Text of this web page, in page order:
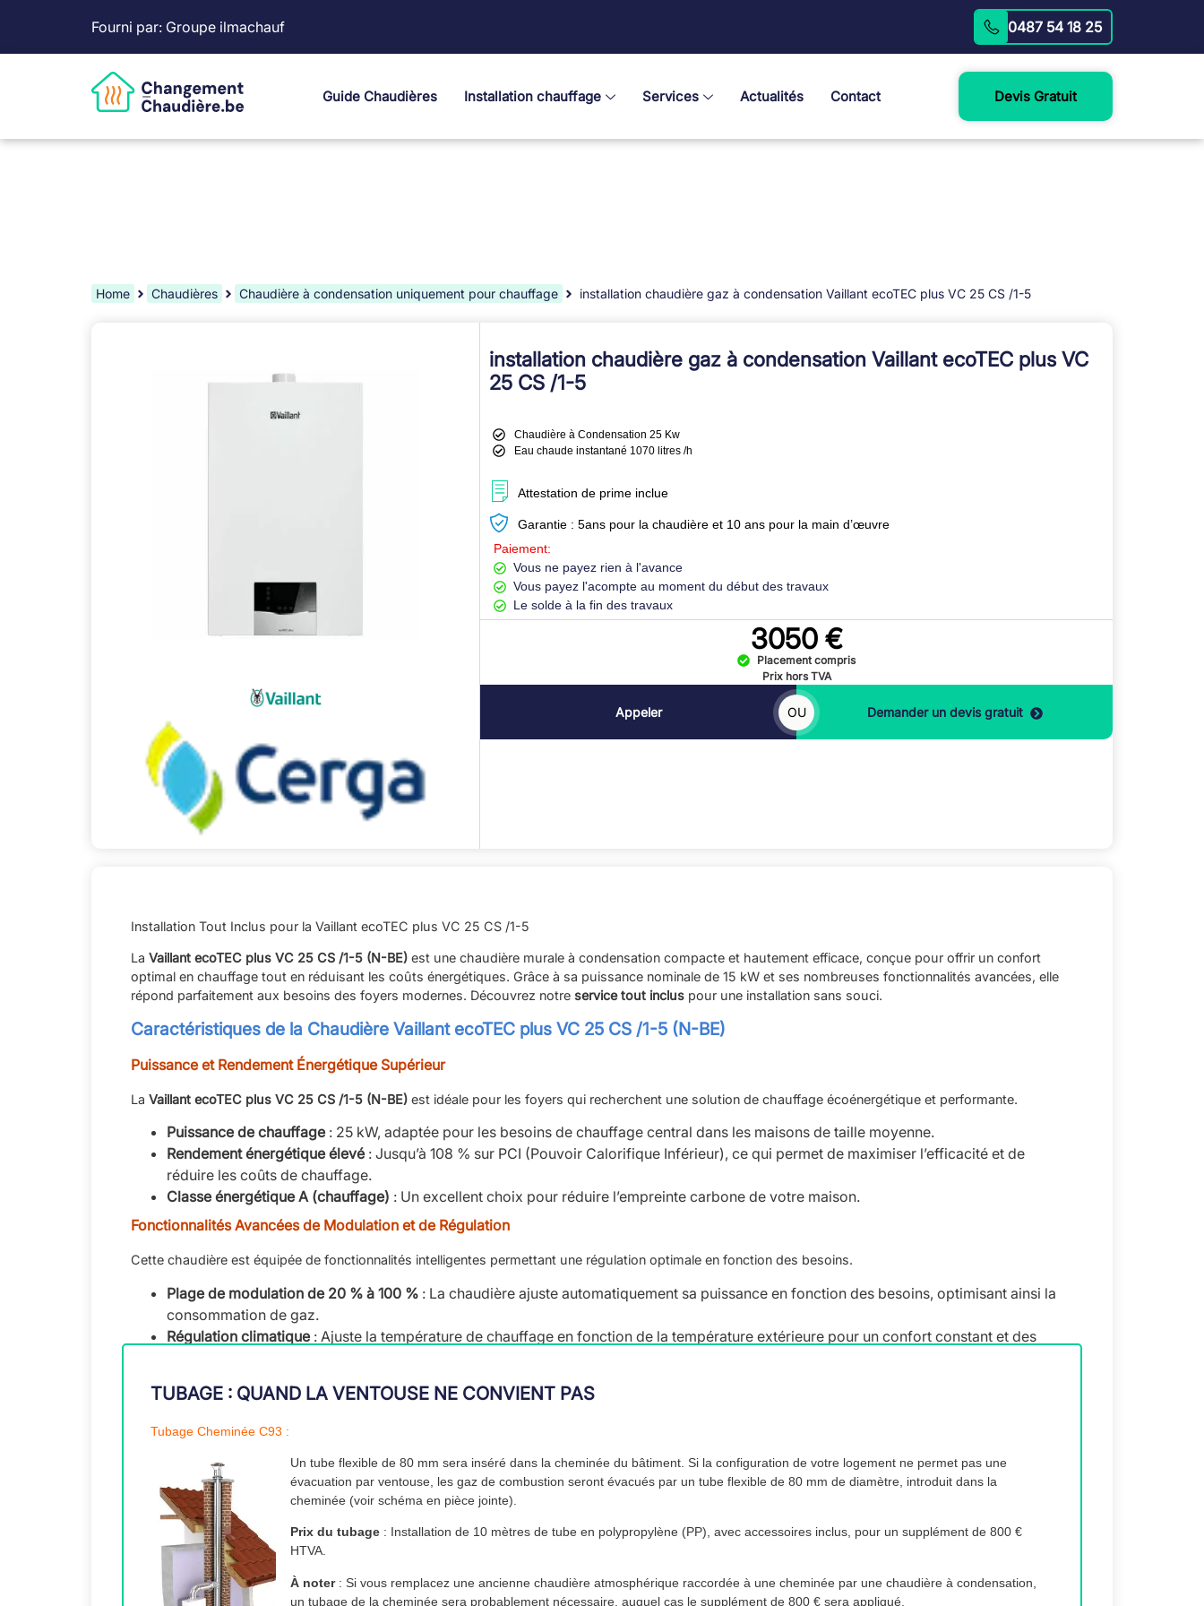
Fourni par: Groupe ilmachauf 0487 54 18 25
Guide Chaudières Installation chauffage Services Actualités Contact Devis Gratuit
Home Chaudières Chaudière à condensation uniquement pour chauffage installation chaudière gaz à condensation Vaillant ecoTEC plus VC 25 CS /1-5
installation chaudière gaz à condensation Vaillant ecoTEC plus VC
25 CS /1-5
Chaudière à Condensation 25 Kw
Eau chaude instantané 1070 litres /h
Attestation de prime inclue
Garantie : 5ans pour la chaudière et 10 ans pour la main d’œuvre
Paiement:
Vous ne payez rien à l'avance
Vous payez l'acompte au moment du début des travaux
Le solde à la fin des travaux
3050 €
Placement compris
Prix hors TVA
Appeler OU Demander un devis gratuit
Installation Tout Inclus pour la Vaillant ecoTEC plus VC 25 CS /1-5
LaVaillant ecoTEC plus VC 25 CS /1-5 (N-BE) est une chaudière murale à condensation compacte et hautement efficace, conçue pour offrir un confort
optimal en chauffage tout en réduisant les coûts énergétiques. Grâce à sa puissance nominale de 15 kW et ses nombreuses fonctionnalités avancées, elle
répond parfaitement aux besoins des foyers modernes. Découvrez notre service tout inclus pour une installation sans souci.
Caractéristiques de la Chaudière Vaillant ecoTEC plus VC 25 CS /1-5 (N-BE)
Puissance et Rendement Énergétique Supérieur
LaVaillant ecoTEC plus VC 25 CS /1-5 (N-BE) est idéale pour les foyers qui recherchent une solution de chauffage écoénergétique et performante.
Puissance de chauffage: 25 kW, adaptée pour les besoins de chauffage central dans les maisons de taille moyenne.
Rendement énergétique élevé: Jusqu’à 108 % sur PCI (Pouvoir Calorifique Inférieur), ce qui permet de maximiser l’efficacité et de
réduire les coûts de chauffage.
Classe énergétique A (chauffage) : Un excellent choix pour réduire l’empreinte carbone de votre maison.
Fonctionnalités Avancées de Modulation et de Régulation
Cette chaudière est équipée de fonctionnalités intelligentes permettant une régulation optimale en fonction des besoins.
Plage de modulation de 20 % à 100 % : La chaudière ajuste automatiquement sa puissance en fonction des besoins, optimisant ainsi la
consommation de gaz.
Régulation climatique: Ajuste la température de chauffage en fonction de la température extérieure pour un confort constant et des
Design Compact et Installation Murale
ou un local technique.
Installation murale
: Gagnez de l’espace tout en profitant d’une chaudière performante.
Dimensions compactes: Idéale pour les espaces restreints tout en offrant une installation facile et un accès simplifié pour la
maintenance.
Spécifications Techniques de la Vaillant ecoTEC plus VC 25 CS /1-5 (N-BE)
Caractéristiques de la Chaudière
TUBAGE : QUAND LA VENTOUSE NE CONVIENT PAS
Tubage Cheminée C93 :
Un tube flexible de 80 mm sera inséré dans la cheminée du bâtiment. Si la configuration de votre logement ne permet pas une
évacuation par ventouse, les gaz de combustion seront évacués par un tube flexible de 80 mm de diamètre, introduit dans la
cheminée (voir schéma en pièce jointe).
Prix du tubage : Installation de 10 mètres de tube en polypropylène (PP), avec accessoires inclus, pour un supplément de 800 €
HTVA.
À noter: Si vous remplacez une ancienne chaudière atmosphérique raccordée à une cheminée par une chaudière à condensation,
un tubage de la cheminée sera probablement nécessaire, auquel cas le supplément de 800 € sera appliqué.